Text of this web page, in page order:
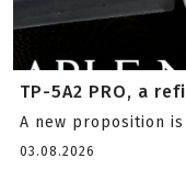
TP-5A2 PRO, a
A new proposition
03.08.2026